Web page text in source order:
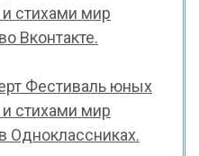
стихами мир
Вконтакте.
Фестиваль юных
стихами мир
Одноклассниках.